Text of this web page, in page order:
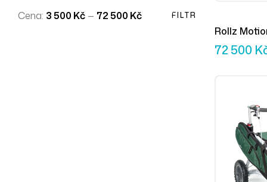
Rollz
72 500
FILTR
Cena: 3 500 Kč — 72 500 Kč